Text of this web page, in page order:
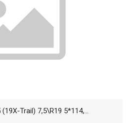
Trail) 7,5\R19 5*114,...